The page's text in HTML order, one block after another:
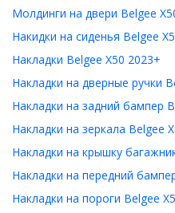
Молдинги на двери Belgee
Накидки на сиденья Belgee
Накладки Belgee X50 2023+
Накладки на дверные ручки
Накладки на задний бампер
Накладки на зеркала Belgee
Накладки на крышку
Накладки на передний
Накладки на пороги Belgee